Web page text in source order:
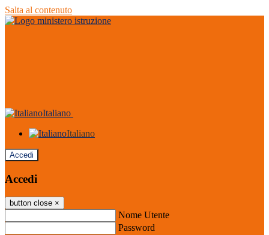
Salta al contenuto
Italiano
Italiano
Accedi
Accedi
button close ×
Nome Utente
Password